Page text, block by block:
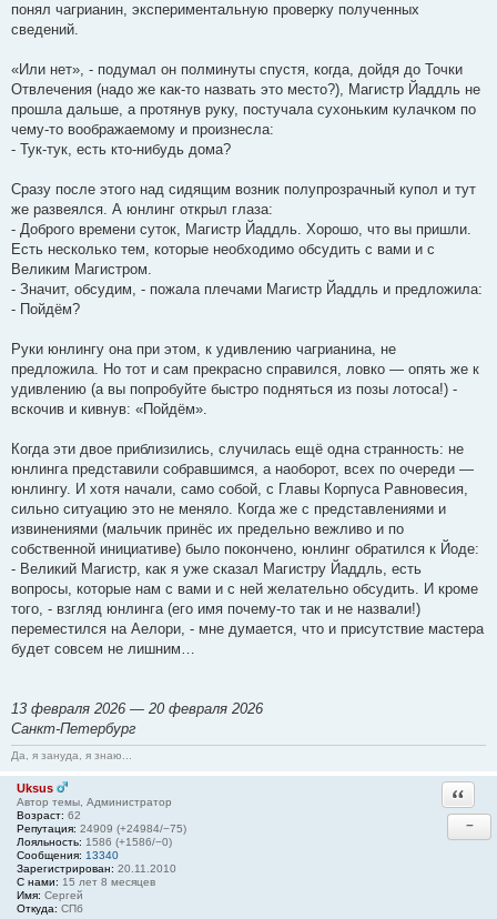
понял чагрианин, экспериментальную проверку полученных
сведений.
«Или нет», - подумал он полминуты спустя, когда, дойдя до Точки
Отвлечения (надо же как-то назвать это место?), Магистр Йаддль не
прошла дальше, а протянув руку, постучала сухоньким кулачком по
чему-то воображаемому и произнесла:
- Тук-тук, есть кто-нибудь дома?
Сразу после этого над сидящим возник полупрозрачный купол и тут
же развеялся. А юнлинг открыл глаза:
- Доброго времени суток, Магистр Йаддль. Хорошо, что вы пришли.
Есть несколько тем, которые необходимо обсудить с вами и с
Великим Магистром.
- Значит, обсудим, - пожала плечами Магистр Йаддль и предложила:
- Пойдём?
Руки юнлингу она при этом, к удивлению чагрианина, не
предложила. Но тот и сам прекрасно справился, ловко — опять же к
удивлению (а вы попробуйте быстро подняться из позы лотоса!) -
вскочив и кивнув: «Пойдём».
Когда эти двое приблизились, случилась ещё одна странность: не
юнлинга представили собравшимся, а наоборот, всех по очереди —
юнлингу. И хотя начали, само собой, с Главы Корпуса Равновесия,
сильно ситуацию это не меняло. Когда же с представлениями и
извинениями (мальчик принёс их предельно вежливо и по
собственной инициативе) было покончено, юнлинг обратился к Йоде:
- Великий Магистр, как я уже сказал Магистру Йаддль, есть
вопросы, которые нам с вами и с ней желательно обсудить. И кроме
того, - взгляд юнлинга (его имя почему-то так и не назвали!)
переместился на Аелори, - мне думается, что и присутствие мастера
будет совсем не лишним…
13 февраля 2026 — 20 февраля 2026
Санкт-Петербург
Да, я зануда, я знаю...
Uksus
Автор темы, Администратор
Возраст: 62
Репутация: 24909 (+24984/−75)
Лояльность: 1586 (+1586/−0)
Сообщения: 13340
Зарегистрирован: 20.11.2010
С нами: 15 лет 8 месяцев
Имя: Сергей
Откуда: СПб
−